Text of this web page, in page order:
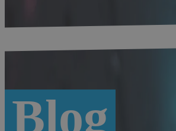
Blog
Übersicht München